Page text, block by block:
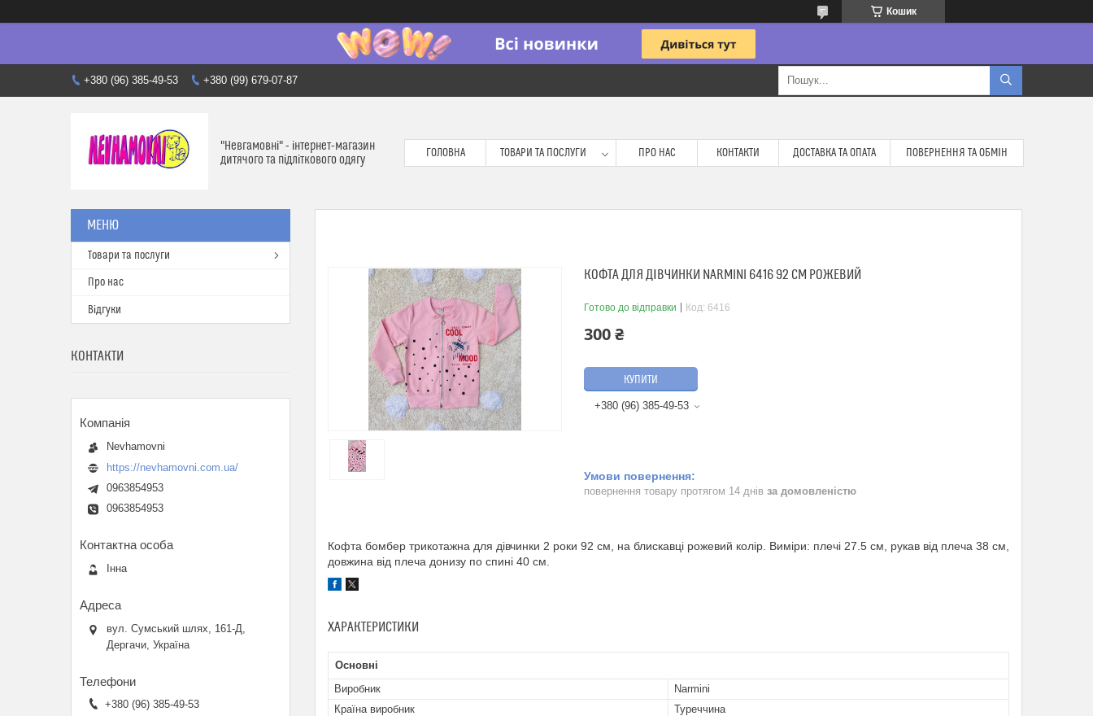
Кошик
+380 (96) 385-49-53 +380 (99) 679-07-87
"Невгамовні" - інтернет-магазин
дитячого та підліткового одягу
ГОЛОВНА ТОВАРИ ТА ПОСЛУГИ ПРО НАС КОНТАКТИ ДОСТАВКА ТА ОПАТА ПОВЕРНЕННЯ ТА ОБМІН
КОФТА ДЛЯ ДІВЧИНКИ NARMINI 6416 92 СМ РОЖЕВИЙ
Готово до відправки Код: 6416
300 ₴
КУПИТИ
+380 (96) 385-49-53
повернення товару протягом 14 днів за домовленістю
Кофта бомбер трикотажна для дівчинки 2 роки 92 см, на блискавці рожевий колір. Виміри: плечі 27.5 см, рукав від плеча 38 см,
довжина від плеча донизу по спині 40 см.
ХАРАКТЕРИСТИКИ
Основні
Виробник
Narmini
Країна виробник
Туреччина
Товари та послуги
Про нас
Відгуки
КОНТАКТИ
Nevhamovni
https://nevhamovni.com.ua/
0963854953
0963854953
Інна
вул. Сумський шлях, 161-Д,
Дергачи, Україна
+380 (96) 385-49-53